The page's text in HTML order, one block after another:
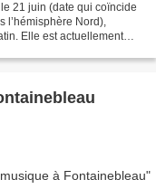
21 juin (date qui coïncide
l’hémisphère Nord),
Elle est actuellement